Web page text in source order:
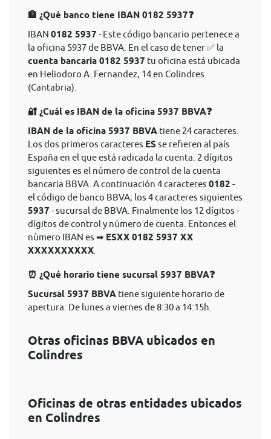
🏦 ¿Qué banco tiene IBAN 0182 5937❓
IBAN 0182 5937 - Este código bancario pertenece a
la oficina 5937 de BBVA. En el caso de tener ✅ la
cuenta bancaria 0182 5937 tu oficina está ubicada
en Heliodoro A. Fernandez, 14 en Colindres
(Cantabria).
🔐 ¿Cuál es IBAN de la oficina 5937 BBVA❓
IBAN de la oficina 5937 BBVA tiene 24 caracteres.
Los dos primeros caracteres ES se refieren al país
España en el que está radicada la cuenta. 2 dígitos
siguientes es el número de control de la cuenta
bancaria BBVA. A continuación 4 caracteres 0182 -
el código de banco BBVA; los 4 caracteres siguientes
5937 - sucursal de BBVA. Finalmente los 12 dígitos -
dígitos de control y número de cuenta. Entonces el
nùmero IBAN es ➡ ESXX 0182 5937 XX
XXXXXXXXXX
⏰ ¿Qué horario tiene sucursal 5937 BBVA❓
Sucursal 5937 BBVA tiene siguiente horario de
apertura: De lunes a viernes de 8:30 a 14:15h.
Otras oficinas BBVA ubicados en
Colindres
Oficinas de otras entidades ubicados
en Colindres